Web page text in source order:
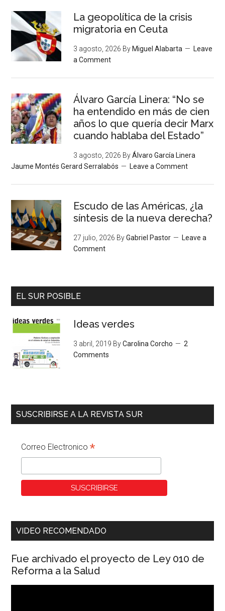
La geopolítica de la crisis
migratoria en Ceuta
3 agosto, 2026 By Miguel Alabarta
Leave
a Comment
Álvaro García Linera: “No se
ha entendido en más de cien
años lo que quería decir Marx
cuando hablaba del Estado”
3 agosto, 2026 ByÁlvaro García Linera
Jaume Montés Gerard Serralabós
Leave a Comment
Escudo de las Américas, ¿la
síntesis de la nueva derecha?
27 julio, 2026 ByGabriel Pastor
Leave a
Comment
EL SUR POSIBLE
Ideas verdes
3 abril, 2019 ByCarolina Corcho
2
Comments
SUSCRIBIRSE A LA REVISTA SUR
Correo Electronico*
VIDEO RECOMENDADO
Fue archivado el proyecto de Ley 010 de
Reforma a la Salud